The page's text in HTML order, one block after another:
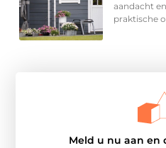
aandacht
praktische
Meld u nu aan en